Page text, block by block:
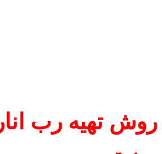
روش تهیه رب انار